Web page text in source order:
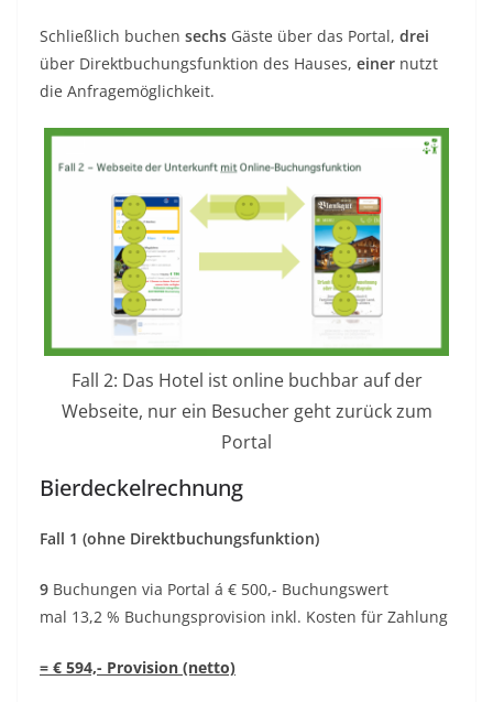
Schließlich buchen sechs Gäste über das Portal, drei
über Direktbuchungsfunktion des Hauses, einer nutzt
die Anfragemöglichkeit.
Fall 2: Das Hotel ist online buchbar auf der
Webseite, nur ein Besucher geht zurück zum
Portal
Bierdeckelrechnung
Fall 1 (ohne Direktbuchungsfunktion)
9 Buchungen via Portal á € 500,- Buchungswert
mal 13,2 % Buchungsprovision inkl. Kosten für Zahlung
= € 594,- Provision (netto)